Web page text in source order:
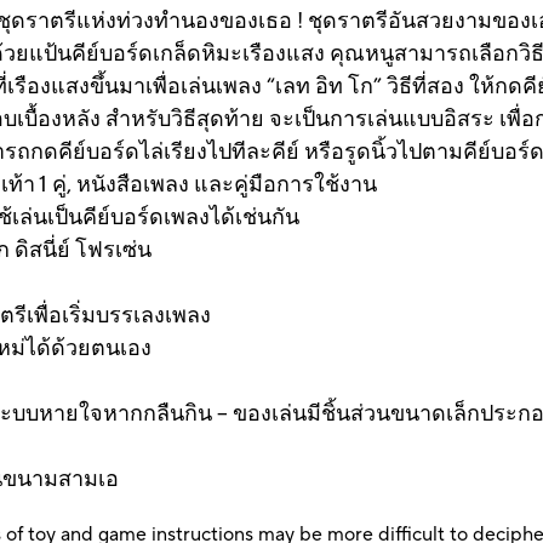
ราตรีแห่งท่วงทำนองของเธอ ! ชุดราตรีอันสวยงามของ
แป้นคีย์บอร์ดเกล็ดหิมะเรืองแสง คุณหนูสามารถเลือกวิ
งแสงขึ้นมาเพื่อเล่นเพลง “เลท อิท โก” วิธีที่สอง ให้กด
เบื้องหลัง สำหรับวิธีสุดท้าย จะเป็นการเล่นแบบอิสระ เ
ถกดคีย์บอร์ดไล่เรียงไปทีละคีย์ หรือรูดนิ้วไปตามคีย์บอร์
า 1 คู่, หนังสือเพลง และคู่มือการใช้งาน
ล่นเป็นคีย์บอร์ดเพลงได้เช่นกัน
ดิสนี่ย์ โฟรเซ่น
พื่อเริ่มบรรเลงเพลง
ได้ด้วยตนเอง
บบหายใจหากกลืนกิน – ของเล่นมีชิ้นส่วนขนาดเล็กประก
นามสามเอ
toy and game instructions may be more difficult to